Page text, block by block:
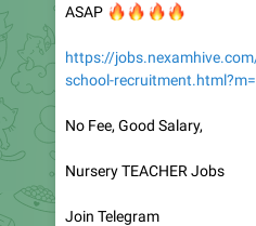
https://
No Fee, Good Salary,
Nursery TEACHER Jobs
Join Telegram